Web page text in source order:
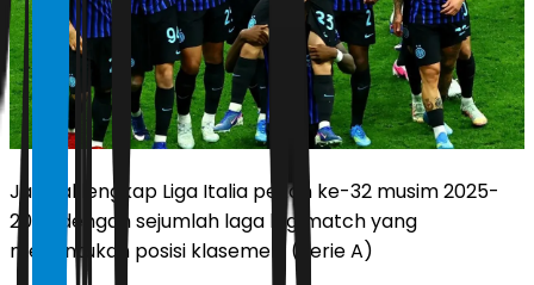
Jadwal lengkap Liga Italia pekan ke-32 musim 2025-
2026 dengan sejumlah laga big match yang
menentukan posisi klasemen. (Serie A)